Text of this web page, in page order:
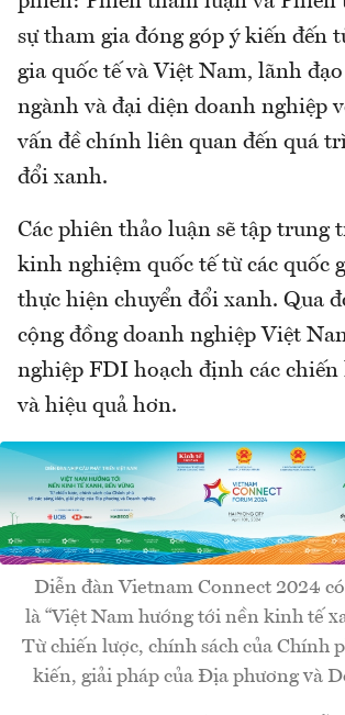
sự tham gia đóng góp ý kiến đến
gia quốc tế và Việt Nam, lãnh
ngành và đại diện doanh nghiệp
vấn đề chính liên quan đến quá
đổi xanh.
Các phiên thảo luận sẽ tập trung
kinh nghiệm quốc tế từ các quốc
thực hiện chuyển đổi xanh. Qua
cộng đồng doanh nghiệp Việt
nghiệp FDI hoạch định các chiến
và hiệu quả hơn.
Diễn đàn Vietnam Connect 2024
là “Việt Nam hướng tới nền kinh tế
Từ chiến lược, chính sách của Chính
kiến, giải pháp của Địa phương và